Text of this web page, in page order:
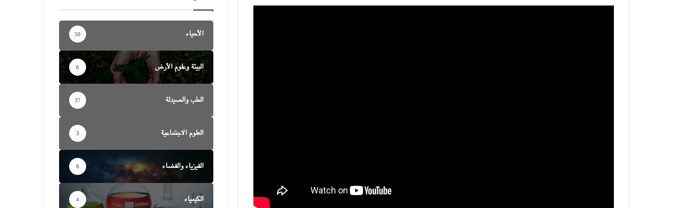
الأحياء 50
البيئة وعلوم الأرض 6
الطب والصيدلة 37
العلوم الاجتماعية 3
الفيزياء والفضاء 8
الكيمياء 4